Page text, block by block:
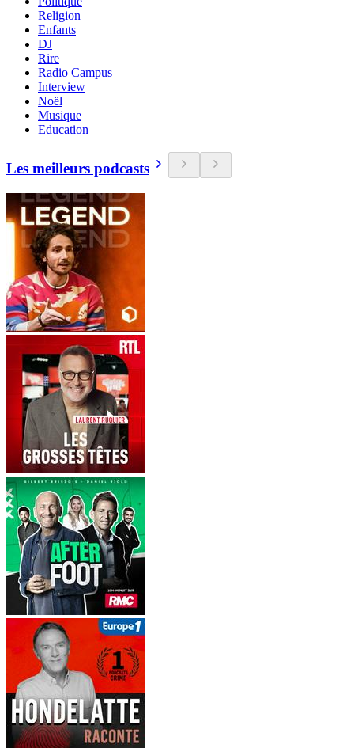
Religion
Enfants
DJ
Rire
Radio Campus
Interview
Noël
Musique
Education
Les meilleurs podcasts